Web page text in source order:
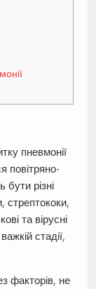
пневмонії
повітряно-
різні
стрептококи,
та вірусні
стадії,
факторів, не